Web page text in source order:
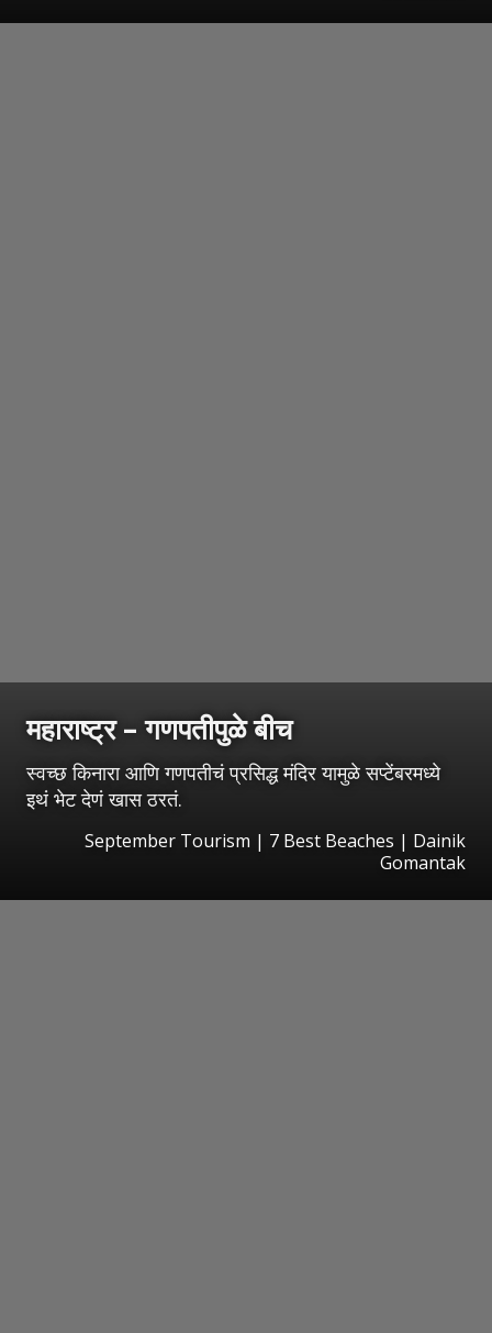
महाराष्ट्र – गणपतीपुळे बीच
स्वच्छ किनारा आणि गणपतीचं प्रसिद्ध मंदिर यामुळे सप्टेंबरमध्ये
इथं भेट देणं खास ठरतं.
September Tourism | 7 Best Beaches | Dainik
Gomantak